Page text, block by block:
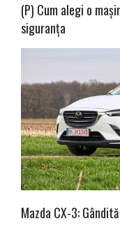
(P) Cum alegi o
siguranța
Mazda CX-3: